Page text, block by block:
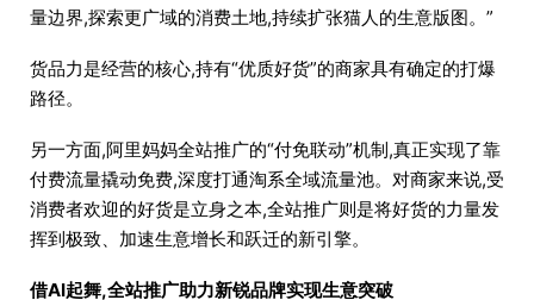
量边界,探索更广域的消费土地,持续扩张猫人的生意版图。”
货品力是经营的核心,持有“优质好货”的商家具有确定的打爆
路径。
另一方面,阿里妈妈全站推广的“付免联动”机制,真正实现了靠
付费流量撬动免费,深度打通淘系全域流量池。对商家来说,受
消费者欢迎的好货是立身之本,全站推广则是将好货的力量发
挥到极致、加速生意增长和跃迁的新引擎。
借AI起舞,全站推广助力新锐品牌实现生意突破